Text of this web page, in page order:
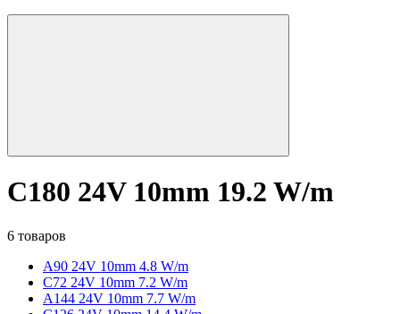
C180 24V 10mm 19.2 W/m
6 товаров
A90 24V 10mm 4.8 W/m
C72 24V 10mm 7.2 W/m
A144 24V 10mm 7.7 W/m